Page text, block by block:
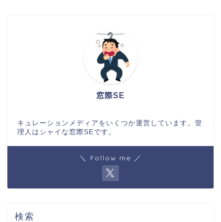
窓際SE
キュレーションメディアをいくつか運営しています。管
理人はシャイな窓際SEです。
＼ Follow me ／
検索